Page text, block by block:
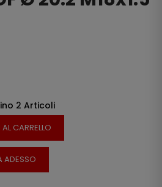
2 Articoli
CARRELLO
ADESSO